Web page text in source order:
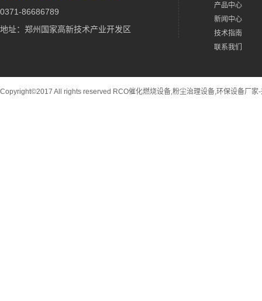
0371-86686789
地址：郑州国家高新技术产业开发区
产品中心
新闻中心
技术指南
联系我们
Copyright©2017 All rights reserved RCO催化燃烧设备,粉尘治理设备,环保设备厂